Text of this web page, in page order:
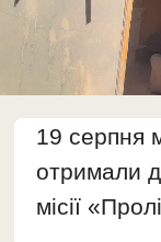
19 серпня
отримали
місії